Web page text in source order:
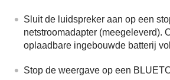
Sluit de luidspreker aan op een
netstroomadapter (meegeleverd).
oplaadbare ingebouwde batterij
Stop de weergave op een